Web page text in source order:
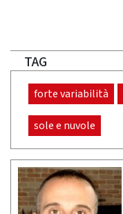
TAG
forte variabilità
sole e nuvole